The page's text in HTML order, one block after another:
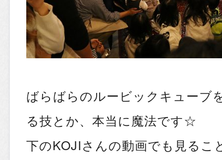
ばらばらのルービックキューブ
る技とか、本当に魔法です☆
下のKOJIさんの動画でも見るこ